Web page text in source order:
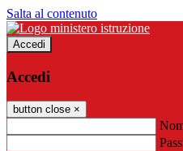
Salta al contenuto
Accedi
Accedi
button close ×